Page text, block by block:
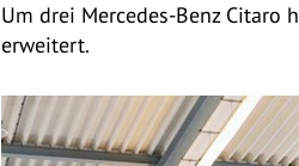
Um drei Mercedes-Benz
erweitert.